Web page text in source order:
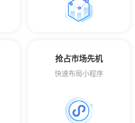
抢占市场先机
快速布局小程序